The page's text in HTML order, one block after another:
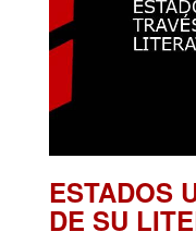
ESTADOS
DE SU